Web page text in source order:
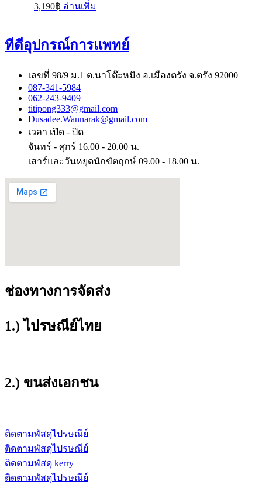
3,190฿ อ่านเพิ่ม
ทีดีอุปกรณ์การแพทย์
เลขที่ 98/9 ม.1 ต.นาโต๊ะหมิง อ.เมืองตรัง จ.ตรัง 92000
087-341-5984
062-243-9409
titipong333@gmail.com
Dusadee.Wannarak@gmail.com
เวลา เปิด - ปิด
จันทร์ - ศุกร์ 16.00 - 20.00 น.
เสาร์และวันหยุดนักขัตฤกษ์ 09.00 - 18.00 น.
ช่องทางการจัดส่ง
1.) ไปรษณีย์ไทย
2.) ขนส่งเอกชน
ติดตามพัสดุไปรษณีย์
ติดตามพัสดุไปรษณีย์
ติดตามพัสดุ kerry
ติดตามพัสดุไปรษณีย์